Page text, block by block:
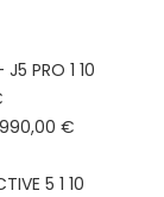
PRO 1 10
€
5 1 10